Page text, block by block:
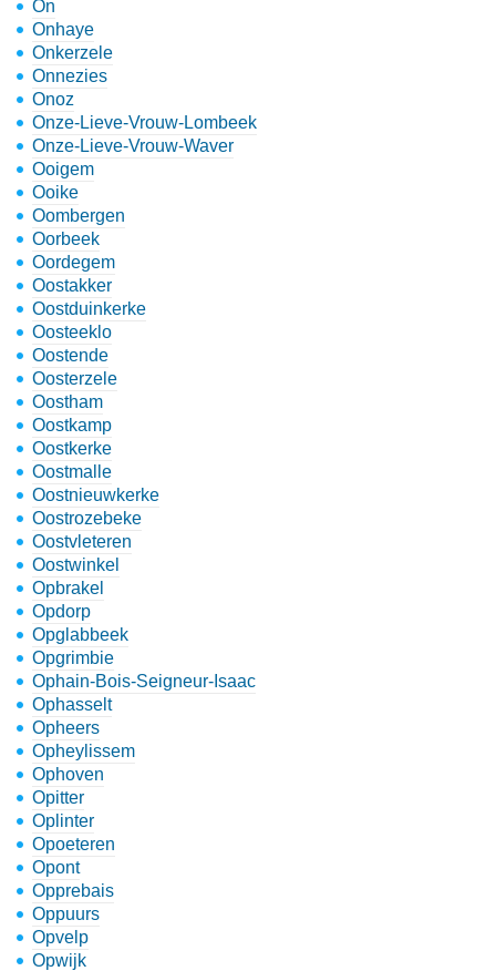
On
Onhaye
Onkerzele
Onnezies
Onoz
Onze-Lieve-Vrouw-Lombeek
Onze-Lieve-Vrouw-Waver
Ooigem
Ooike
Oombergen
Oorbeek
Oordegem
Oostakker
Oostduinkerke
Oosteeklo
Oostende
Oosterzele
Oostham
Oostkamp
Oostkerke
Oostmalle
Oostnieuwkerke
Oostrozebeke
Oostvleteren
Oostwinkel
Opbrakel
Opdorp
Opglabbeek
Opgrimbie
Ophain-Bois-Seigneur-Isaac
Ophasselt
Opheers
Opheylissem
Ophoven
Opitter
Oplinter
Opoeteren
Opont
Opprebais
Oppuurs
Opvelp
Opwijk